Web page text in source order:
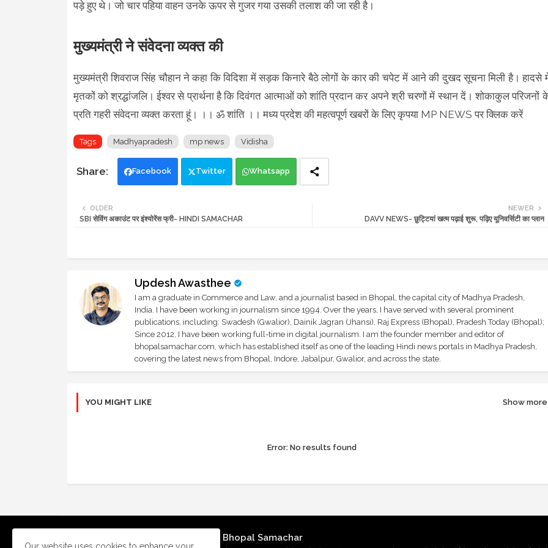
पड़े हुए थे। जो चार पहिया वाहन उनके ऊपर से गुजर गया उसकी तलाश की जा रही है।
मुख्यमंत्री ने संवेदना व्यक्त की
मुख्यमंत्री शिवराज सिंह चौहान ने कहा कि विदिशा में सड़क किनारे बैठे लोगों के कार की चपेट में आने की दुखद सूचना मिली है। हादसे
मृतकों को श्रद्धांजलि। ईश्वर से प्रार्थना है कि दिवंगत आत्माओं को शांति प्रदान कर अपने श्री चरणों में स्थान दें। शोकाकुल परिजनों
प्रति गहरी संवेदना व्यक्त करता हूं। ।। ॐ शांति ।। मध्य प्रदेश की महत्वपूर्ण खबरों के लिए कृपया MP NEWS पर क्लिक करें
Tags Madhyapradesh mp news Vidisha
Facebook Twitter Whatsapp
NEWER
DAVV NEWS- छुट्टियां खत्म पढ़ाई शुरू, पढ़िए यूनिवर्सिटी का प्लान
OLDER
SBI सेविंग अकाउंट पर इंश्योरेंस फ्री- HINDI SAMACHAR
Updesh Awasthee
I am a graduate in Commerce and Law, and a journalist based in Bhopal, the capital city of Madhya Pradesh,
India. I have been working in journalism since 1994. Over the years, I have served with several prominent
publications, including: Swadesh (Gwalior), Dainik Jagran (Jhansi), Raj Express (Bhopal), Pradesh Today (Bhopal);
Since 2012, I have been working full-time in digital journalism. I am the founder member and editor of
bhopalsamachar.com, which has established itself as one of the leading Hindi news portals in Madhya Pradesh,
covering the latest news from Bhopal, Indore, Jabalpur, Gwalior, and across the state.
YOU MIGHT LIKE Show more
Error:No results found
Bhopal Samachar